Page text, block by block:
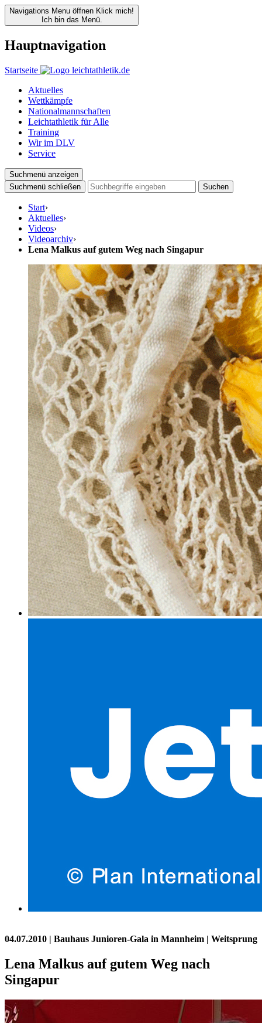
Navigations Menu öffnen Klick mich!
Ich bin das Menü.
Hauptnavigation
Startseite
Aktuelles
Wettkämpfe
Nationalmannschaften
Leichtathletik für Alle
Training
Wir im DLV
Service
Suchmenü anzeigen
Suchmenü schließen
Suchen
Start›
Aktuelles›
Videos›
Videoarchiv›
Lena Malkus auf gutem Weg nach Singapur
04.07.2010 | Bauhaus Junioren-Gala in Mannheim | Weitsprung
Lena Malkus auf gutem Weg nach
Singapur